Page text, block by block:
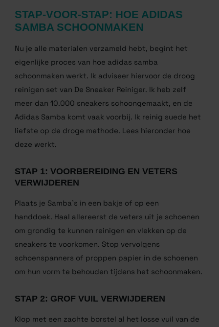
het suede compleet verharden en verkleuren. Lees
hieronder hoe je dit wel schoon krijgt.
STAP-VOOR-STAP: HOE ADIDAS
SAMBA SCHOONMAKEN
Nu je alle materialen verzameld hebt, begint het
eigenlijke proces van hoe adidas samba
schoonmaken werkt. Ik adviseer hiervoor de droog
reinigen set van De Sneaker Reiniger. Ik heb zelf
meer dan 10.000 sneakers schoongemaakt, en de
liefste op de droge methode. Lees hieronder hoe
deze werkt.
STAP 1: VOORBEREIDING EN VETERS
VERWIJDEREN
Plaats je Samba’s in een bakje of op een
handdoek. Haal allereerst de veters uit je schoenen
om grondig te kunnen reinigen en vlekken op de
schoenspanners of proppen papier in de schoenen